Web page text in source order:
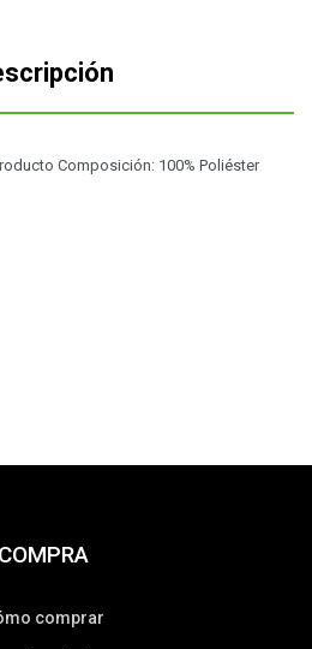
Composición: 100% Poliéster
COMPRA
comprar